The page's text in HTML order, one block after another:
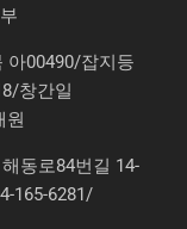
아00490/잡지등
창간일
원
동로84번길 14-
165-6281/